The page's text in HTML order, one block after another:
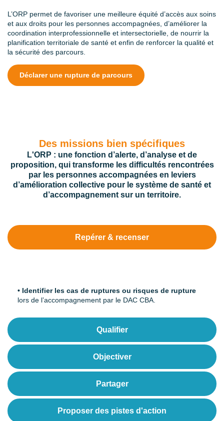
L’ORP permet de favoriser une meilleure équité d’accès aux soins
et aux droits pour les personnes accompagnées, d’améliorer la
coordination interprofessionnelle et intersectorielle, de nourrir la
planification territoriale de santé et enfin de renforcer la qualité et
la sécurité des parcours.
Déclarer une rupture de parcours
Des missions bien spécifiques
L'ORP : une fonction d’alerte, d’analyse et de
proposition, qui transforme les difficultés rencontrées
par les personnes accompagnées en leviers
d’amélioration collective pour le système de santé et
d’accompagnement sur un territoire.
Repérer & recenser
Qualifier
Objectiver
Partager
Proposer des pistes d'action
• Identifier les cas de ruptures ou risques de rupture
lors de l’accompagnement par le DAC CBA.